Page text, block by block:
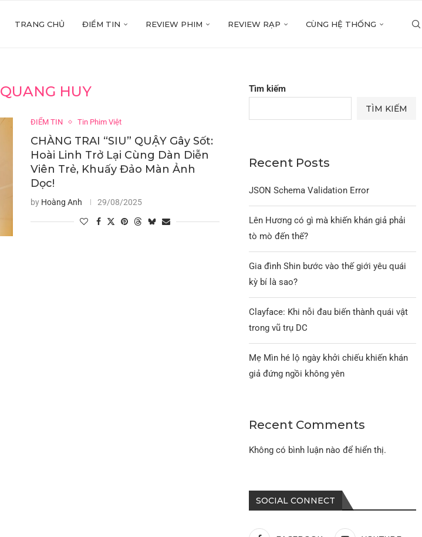
TRANG CHỦ ĐIỂM TIN REVIEW PHIM REVIEW RẠP CÙNG HỆ THỐNG
QUANG HUY
ĐIỂM TIN Tin Phim Việt
CHÀNG TRAI “SIU” QUẬY Gây Sốt:
Hoài Linh Trở Lại Cùng Dàn Diễn
Viên Trẻ, Khuấy Đảo Màn Ảnh
Dọc!
by Hoàng Anh 29/08/2025
Tìm kiếm
TÌM KIẾM
Recent Posts
JSON Schema Validation Error
Lên Hương có gì mà khiến khán giả phải
tò mò đến thế?
Gia đình Shin bước vào thế giới yêu quái
kỳ bí là sao?
Clayface: Khi nỗi đau biến thành quái vật
trong vũ trụ DC
Mẹ Mìn hé lộ ngày khởi chiếu khiến khán
giả đứng ngồi không yên
Recent Comments
Không có bình luận nào để hiển thị.
SOCIAL CONNECT